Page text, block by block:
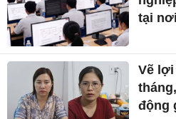
tại
Vẽ lợi
động